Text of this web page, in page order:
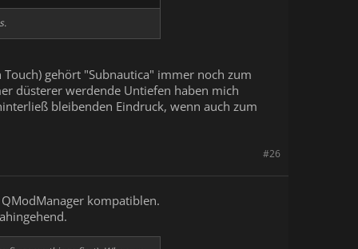
gehört "Subnautica" immer noch zum
düsterer werdende Untiefen haben mich
bleibenden Eindruck, wenn auch zum
#26
kompatiblen.